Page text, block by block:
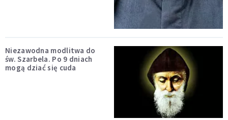
Niezawodna modlitwa do
św. Szarbela. Po 9 dniach
mogą dziać się cuda